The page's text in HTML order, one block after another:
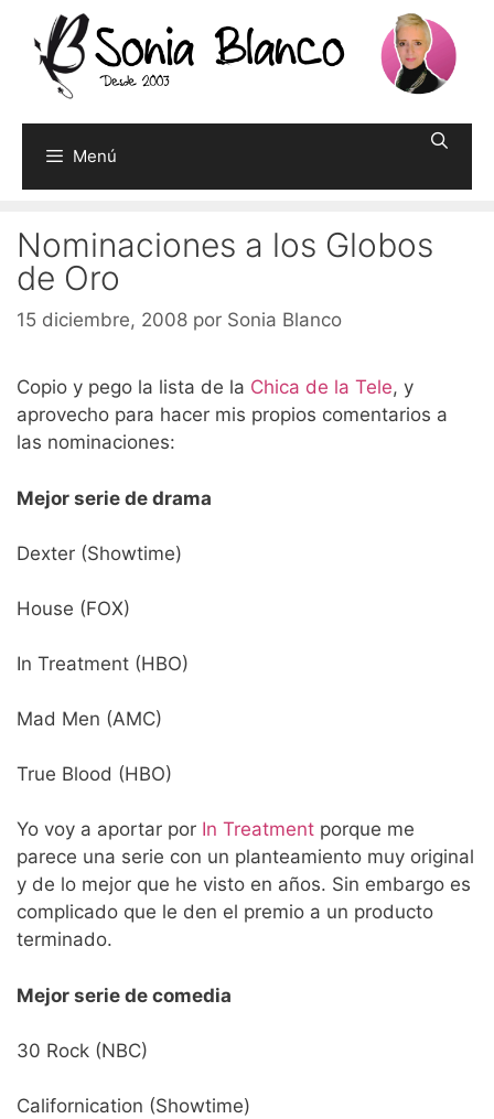
contenido
Menú
Nominaciones a los Globos
de Oro
15 diciembre, 2008 por Sonia Blanco
Copio y pego la lista de la Chica de la Tele, y
aprovecho para hacer mis propios comentarios a
las nominaciones:
Mejor serie de drama
Dexter (Showtime)
House (FOX)
In Treatment (HBO)
Mad Men (AMC)
True Blood (HBO)
Yo voy a aportar por In Treatment porque me
parece una serie con un planteamiento muy original
y de lo mejor que he visto en años. Sin embargo es
complicado que le den el premio a un producto
terminado.
Mejor serie de comedia
30 Rock (NBC)
Californication (Showtime)